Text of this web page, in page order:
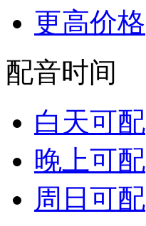
更高价格
配音时间
白天可配
晚上可配
周日可配